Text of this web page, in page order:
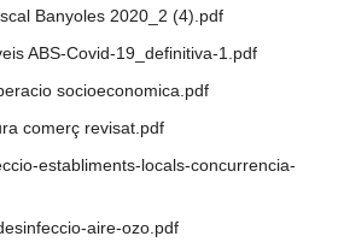
Banyoles 2020_2 (4).pdf
ABS-Covid-19_definitiva-1.pdf
socioeconomica.pdf
comerç revisat.pdf
establiments-locals-concurrencia-
aire-ozo.pdf